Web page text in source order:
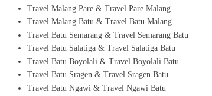
Travel Malang Pare & Travel Pare Malang
Travel Malang Batu & Travel Batu Malang
Travel Batu Semarang & Travel Semarang Batu
Travel Batu Salatiga & Travel Salatiga Batu
Travel Batu Boyolali & Travel Boyolali Batu
Travel Batu Sragen & Travel Sragen Batu
Travel Batu Ngawi & Travel Ngawi Batu